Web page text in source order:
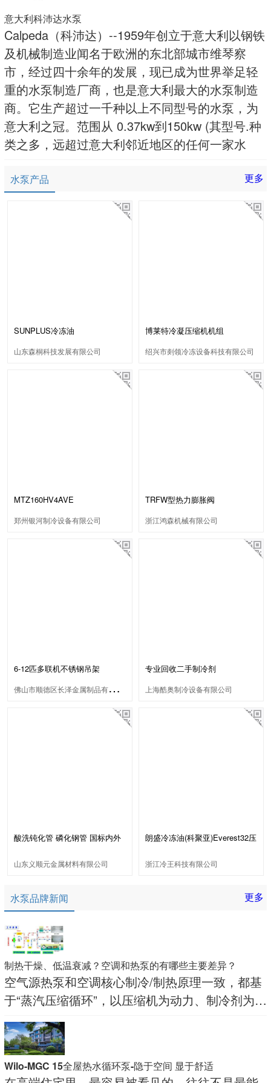
意大利科沛达水泵
Calpeda（科沛达）--1959年创立于意大利以钢铁
及机械制造业闻名于欧洲的东北部城市维琴察
市，经过四十余年的发展，现已成为世界举足轻
重的水泵制造厂商，也是意大利最大的水泵制造
商。它生产超过一千种以上不同型号的水泵，为
意大利之冠。范围从 0.37kw到150kw (其型号.种
类之多，远超过意大利邻近地区的任何一家水
水泵产品 更多
SUNPLUS冷冻油
山东森桐科技发展有限公司
博莱特冷凝压缩机机组
绍兴市剡领冷冻设备科技有限公司
MTZ160HV4AVE
郑州银河制冷设备有限公司
TRFW型热力膨胀阀
浙江鸿森机械有限公司
6-12匹多联机不锈钢吊架
佛
山市顺德区长泽金属制品有限公司
专业回收二手制冷剂
上海酷奥制冷设备有限公司
酸洗钝化管 磷化钢管 国标内外
山东义顺元金属材料有限公司
朗盛冷冻油(科聚亚)Everest32压
浙江冷王科技有限公司
水泵品牌新闻 更多
制热干燥、低温衰减？空调和热泵的有哪些主要差异？
空气源热泵和空调核心制冷/制热原理一致，都基
于“蒸汽压缩循环”，以压缩机为动力、制冷剂为载
体，通过“蒸发吸热—压缩升温—冷凝放热—膨胀
降压”实现热量转移，同属“蒸汽压缩制冷系统”，
热量来源多为空气源，但二者在多方面存在差
异。
Wilo-MGC 15全屋热水循环泵-隐于空间 显于舒适